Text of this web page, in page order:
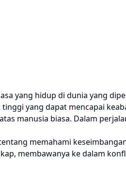
yang hidup di dunia yang
yang dapat mencapai
manusia biasa. Dalam
memahami
membawanya ke dalam